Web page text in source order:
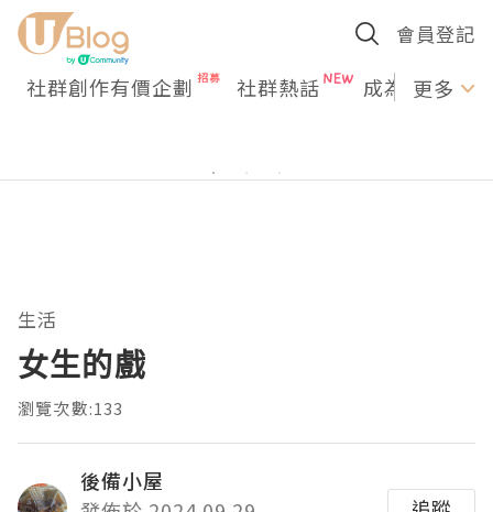
會員登記
社群創作有價企劃 社群熱話 成為U更多
生活
女生的戲
瀏覽次數:133
後備小屋